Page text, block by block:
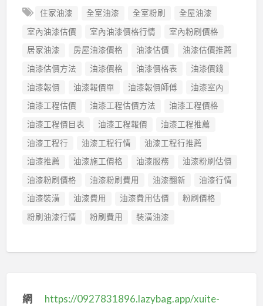
住家油漆 全室油漆 全室粉刷
全屋油漆
室內油漆估價
室內油漆價格行情
室內粉刷價格
居家油漆
房屋油漆價格 油漆估價
油漆估價推薦
油漆估價方法
油漆價格 油漆價格表
油漆價錢
油漆報價
油漆報價單 油漆報價師傅
油漆室內
油漆工程估價
油漆工程估價方法
油漆工程價格
油漆工程價目表
油漆工程報價
油漆工程推薦
油漆工程行
油漆工程行情
油漆工程行推薦
油漆推薦
油漆施工價格 油漆服務
油漆粉刷估價
油漆粉刷價格
油漆粉刷費用 油漆翻新
油漆行情
油漆裝潢
油漆費用 油漆費用估價
粉刷價格
粉刷油漆行情
粉刷費用 裝潢油漆
網
https://0927831896.lazybag.app/xuite-